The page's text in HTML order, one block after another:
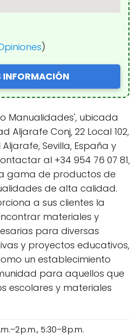
)
INFORMACIÓN
Manualidades', ubicada
Aljarafe Conj, 22 Local 102,
Sevilla, España y
al +34 954 76 07 81,
gama de productos de
de alta calidad.
a sus clientes la
materiales y
para diversas
y proyectos educativos,
un establecimiento
para aquellos que
escolares y materiales
p.m., 5:30–8 p.m.